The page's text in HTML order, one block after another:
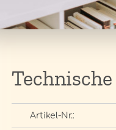
Artikel-Nr.: